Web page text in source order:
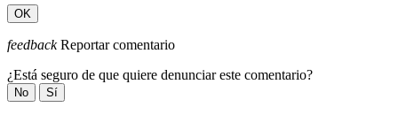
OK
feedbackReportar comentario
¿Está seguro de que quiere denunciar este comentario?
No Sí